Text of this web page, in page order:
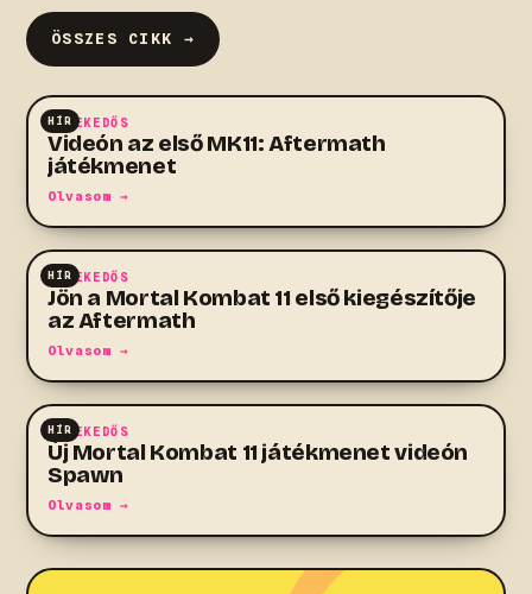
ÖSSZES CIKK →
HÍR
VEREKEDŐS
Videón az első MK11: Aftermath
játékmenet
Olvasom →
HÍR
VEREKEDŐS
Jön a Mortal Kombat 11 első kiegészítője
az Aftermath
Olvasom →
HÍR
VEREKEDŐS
Új Mortal Kombat 11 játékmenet videón
Spawn
Olvasom →